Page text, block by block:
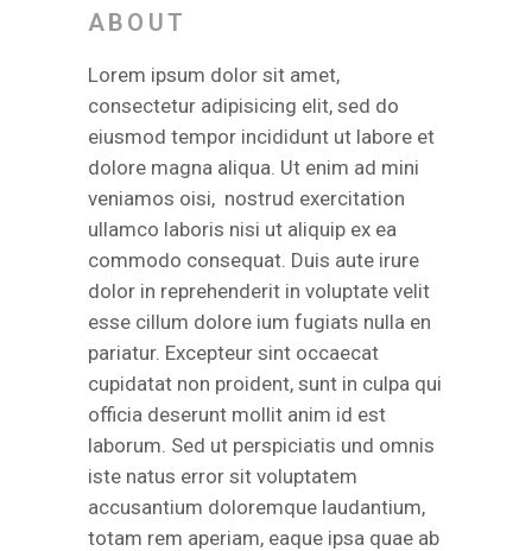
ABOUT
Lorem ipsum dolor sit amet,
consectetur adipisicing elit, sed do
eiusmod tempor incididunt ut labore et
dolore magna aliqua. Ut enim ad mini
veniamos oisi, nostrud exercitation
ullamco laboris nisi ut aliquip ex ea
commodo consequat. Duis aute irure
dolor in reprehenderit in voluptate velit
esse cillum dolore ium fugiats nulla en
pariatur. Excepteur sint occaecat
cupidatat non proident, sunt in culpa qui
officia deserunt mollit anim id est
laborum. Sed ut perspiciatis und omnis
iste natus error sit voluptatem
accusantium doloremque laudantium,
totam rem aperiam, eaque ipsa quae ab